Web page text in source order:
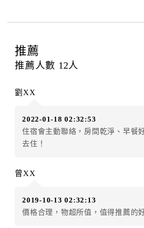
四、訂單異動
提出申辦不得異動訂單。
每筆訂單異動限定
辦理取消退款。
房者應補足差額。（限原訂飯店）
房者不得要求退其差額。（限原訂飯
五、保留住宿權益(保留住房)
（提出申辦日為保留起算日）
店客滿，敬請及早計畫，如逾時未提
件放棄訂單（住宿權益）。 （限原訂
推薦
推薦人數 12人
劉XX
2022-01-18 02:32:53
住宿會主動聯絡，房間乾淨、早餐
去住！
曾XX
2019-10-13 02:32:13
價格合理，物超所值，值得推薦的